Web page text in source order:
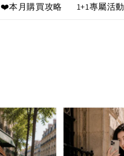
❤️本月購買攻略 1+1專屬活動